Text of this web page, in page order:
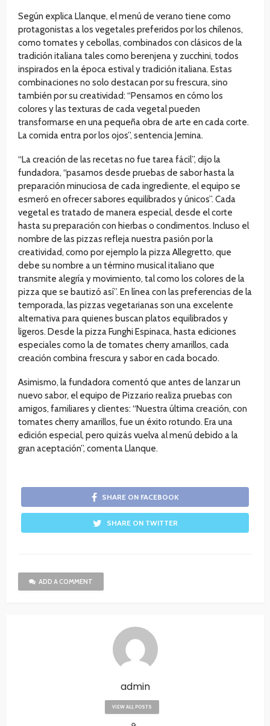
Según explica Llanque, el menú de verano tiene como
protagonistas a los vegetales preferidos por los chilenos,
como tomates y cebollas, combinados con clásicos de la
tradición italiana tales como berenjena y zucchini, todos
inspirados en la época estival y tradición italiana. Estas
combinaciones no solo destacan por su frescura, sino
también por su creatividad: “Pensamos en cómo los
colores y las texturas de cada vegetal pueden
transformarse en una pequeña obra de arte en cada corte.
La comida entra por los ojos”, sentencia Jemina.
“La creación de las recetas no fue tarea fácil”, dijo la
fundadora, “pasamos desde pruebas de sabor hasta la
preparación minuciosa de cada ingrediente, el equipo se
esmeró en ofrecer sabores equilibrados y únicos”. Cada
vegetal es tratado de manera especial, desde el corte
hasta su preparación con hierbas o condimentos. Incluso el
nombre de las pizzas refleja nuestra pasión por la
creatividad, como por ejemplo la pizza Allegretto, que
debe su nombre a un término musical italiano que
transmite alegría y movimiento, tal como los colores de la
pizza que se bautizó así”. En línea con las preferencias de la
temporada, las pizzas vegetarianas son una excelente
alternativa para quienes buscan platos equilibrados y
ligeros. Desde la pizza Funghi Espinaca, hasta ediciones
especiales como la de tomates cherry amarillos, cada
creación combina frescura y sabor en cada bocado.
Asimismo, la fundadora comentó que antes de lanzar un
nuevo sabor, el equipo de Pizzario realiza pruebas con
amigos, familiares y clientes: “Nuestra última creación, con
tomates cherry amarillos, fue un éxito rotundo. Era una
edición especial, pero quizás vuelva al menú debido a la
gran aceptación”, comenta Llanque.
SHARE ON FACEBOOK
SHARE ON TWITTER
ADD A COMMENT
admin
VIEW ALL POSTS